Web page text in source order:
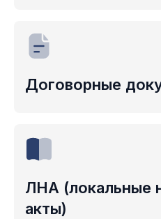
Договорные
ЛНА (локальные
акты)